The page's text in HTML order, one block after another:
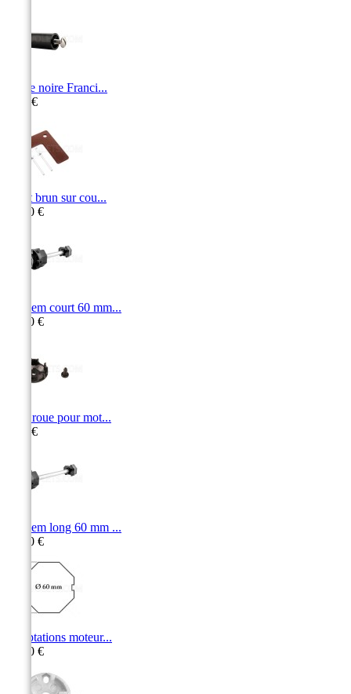
Butée noire Franci...
2,90 €
Arrêt brun sur cou...
16,50 €
Tandem court 60 mm...
19,40 €
Stop roue pour mot...
5,40 €
Tandem long 60 mm ...
20,10 €
Adaptations moteur...
10,60 €